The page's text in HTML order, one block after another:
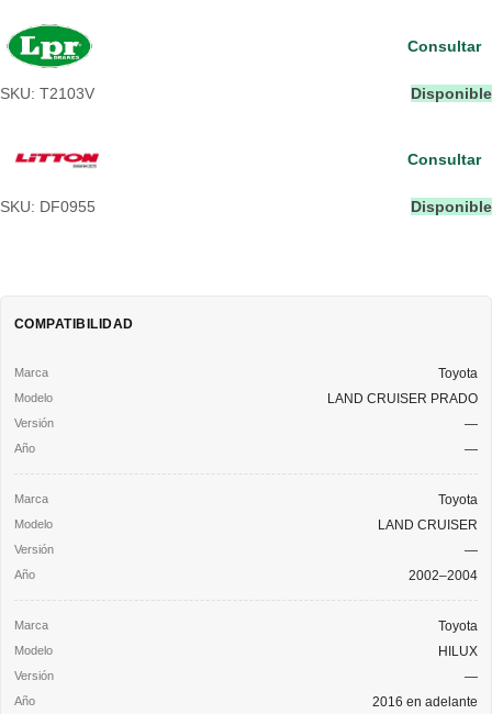
SKU: T2103V Disponible
Consultar
SKU: DF0955 Disponible
Consultar
COMPATIBILIDAD
Toyota
LAND CRUISER PRADO
—
—
Toyota
LAND CRUISER
—
2002–2004
Toyota
HILUX
—
2016 en adelante